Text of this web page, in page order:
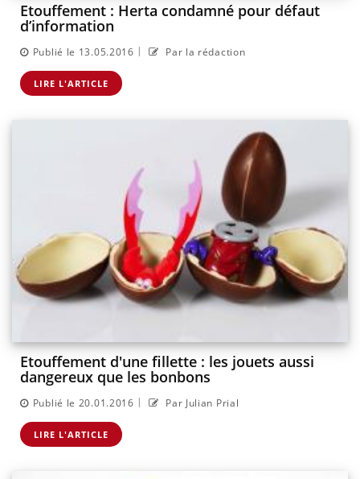
Etouffement : Herta condamné pour défaut
d’information
Publié le 13.05.2016 | Par la rédaction
LIRE L'ARTICLE
Etouffement d'une fillette : les jouets aussi
dangereux que les bonbons
Publié le 20.01.2016 | Par Julian Prial
LIRE L'ARTICLE